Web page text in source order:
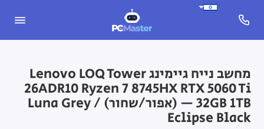
מחשב נייח גיימינג Lenovo LOQ Tower
26ADR10 Ryzen 7 8745HX RTX 5060 Ti
32GB 1TB — (אפור/שחור) Luna Grey /
Eclipse Black